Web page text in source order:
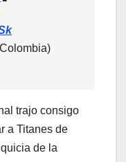
trajo consigo
a Titanes de
de la